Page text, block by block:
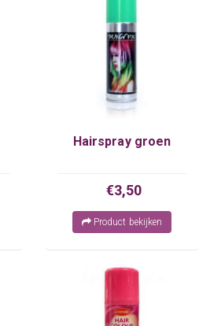
Hairspray groen
€3,50
Product bekijken